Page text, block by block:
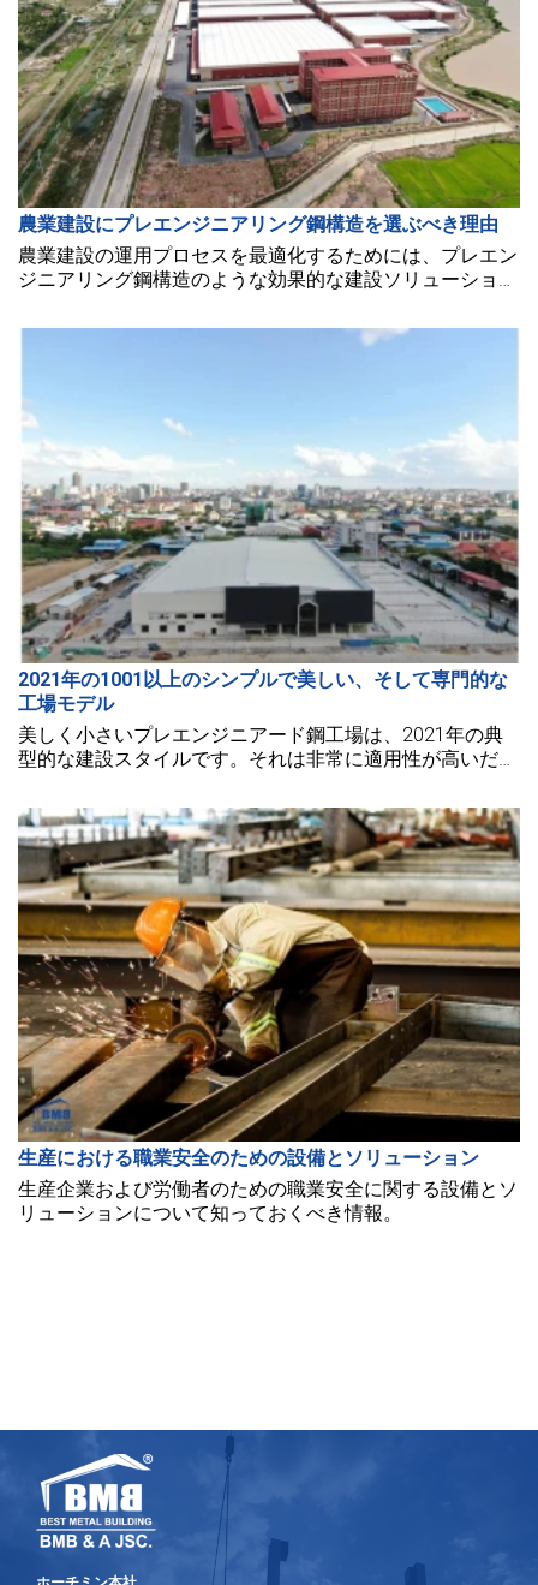
農業建設にプレエンジニアリング鋼構造を選ぶべき理由
農業建設の運用プロセスを最適化するためには、プレエン
ジニアリング鋼構造のような効果的な建設ソリューション
2021年の1001以上のシンプルで美しい、そして専門的な
工場モデル
美しく小さいプレエンジニアード鋼工場は、2021年の典
型的な建設スタイルです。それは非常に適用性が高いだけ
型のプレエンジニアード工場のデザインは、多くの美しい
アイデアに応用できます。
生産における職業安全のための設備とソリューション
生産企業および労働者のための職業安全に関する設備とソ
リューションについて知っておくべき情報。